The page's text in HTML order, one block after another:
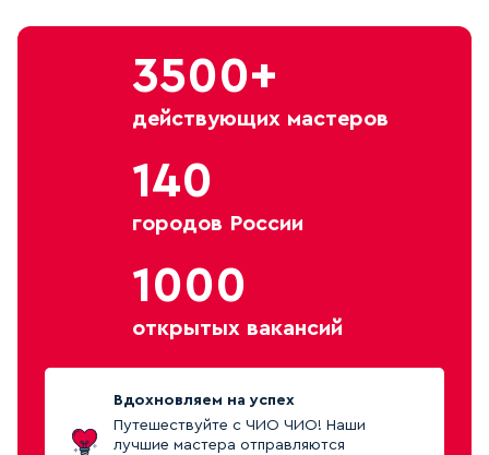
3500+
действующих мастеров
140
городов России
1000
открытых вакансий
Вдохновляем на успех
Путешествуйте с ЧИО ЧИО! Наши
лучшие мастера отправляются